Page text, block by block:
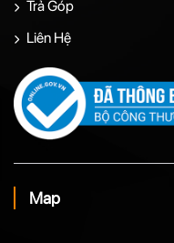
Trả Góp
Liên Hệ
Map